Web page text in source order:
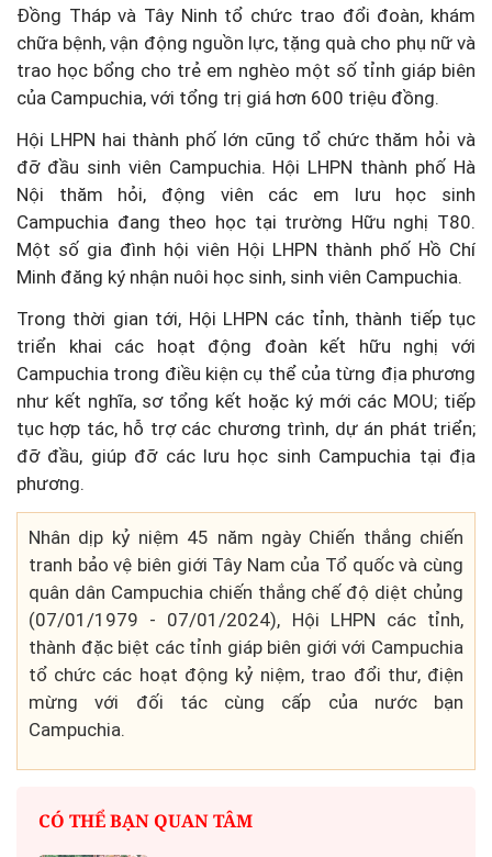
Đồng Tháp và Tây Ninh tổ chức trao đổi đoàn, khám
chữa bệnh, vận động nguồn lực, tặng quà cho phụ nữ và
trao học bổng cho trẻ em nghèo một số tỉnh giáp biên
của Campuchia, với tổng trị giá hơn 600 triệu đồng.
Hội LHPN hai thành phố lớn cũng tổ chức thăm hỏi và
đỡ đầu sinh viên Campuchia. Hội LHPN thành phố Hà
Nội thăm hỏi, động viên các em lưu học sinh
Campuchia đang theo học tại trường Hữu nghị T80.
Một số gia đình hội viên Hội LHPN thành phố Hồ Chí
Minh đăng ký nhận nuôi học sinh, sinh viên Campuchia.
Trong thời gian tới, Hội LHPN các tỉnh, thành tiếp tục
triển khai các hoạt động đoàn kết hữu nghị với
Campuchia trong điều kiện cụ thể của từng địa phương
như kết nghĩa, sơ tổng kết hoặc ký mới các MOU; tiếp
tục hợp tác, hỗ trợ các chương trình, dự án phát triển;
đỡ đầu, giúp đỡ các lưu học sinh Campuchia tại địa
phương.
Nhân dịp kỷ niệm 45 năm ngày Chiến thắng chiến
tranh bảo vệ biên giới Tây Nam của Tổ quốc và cùng
quân dân Campuchia chiến thắng chế độ diệt chủng
(07/01/1979 - 07/01/2024), Hội LHPN các tỉnh,
thành đặc biệt các tỉnh giáp biên giới với Campuchia
tổ chức các hoạt động kỷ niệm, trao đổi thư, điện
mừng với đối tác cùng cấp của nước bạn
Campuchia.
CÓ THỂ BẠN QUAN TÂM